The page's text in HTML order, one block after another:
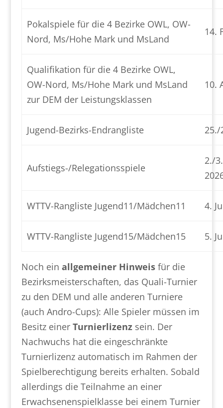
Pokalspiele für die 4 Bezirke OWL, OW-
Nord, Ms/Hohe Mark und MsLand
14.
Qualifikation für die 4 Bezirke OWL,
OW-Nord, Ms/Hohe Mark und MsLand
zur DEM der Leistungsklassen
10.
Jugend-Bezirks-Endrangliste 25./
Aufstiegs-/Relegationsspiele
2./
WTTV-Rangliste Jugend11/Mädchen11 4.
WTTV-Rangliste Jugend15/Mädchen15 5.
Noch ein allgemeiner Hinweisfür die
Bezirksmeisterschaften, das Quali-Turnier
zu den DEM und alle anderen Turniere
(auch Andro-Cups): Alle Spieler müssen im
Besitz einer Turnierlizenzsein. Der
Nachwuchs hat die eingeschränkte
Turnierlizenz automatisch im Rahmen der
Spielberechtigung bereits erhalten. Sobald
allerdings die Teilnahme an einer
Erwachsenenspielklasse bei einem Turnier